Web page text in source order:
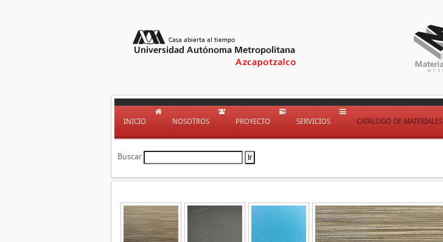
INICIO NOSOTROS PROYECTO SERVICIOS CATÁLOGO DE MATERIALES
Buscar